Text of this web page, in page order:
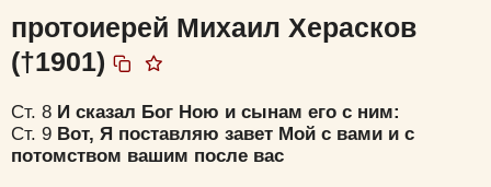
протоиерей Михаил Херасков
(†1901)
Ст. 8 И сказал Бог Ною и сынам его с ним:
Ст. 9 Вот, Я поставляю завет Мой с вами и с
потомством вашим после вас